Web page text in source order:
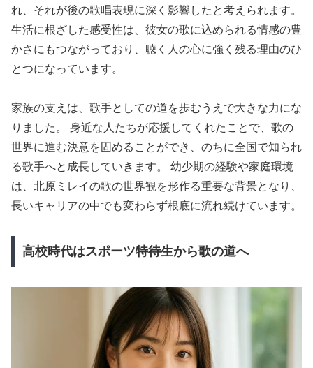
れ、それが後の歌唱表現に深く影響したと考えられます。
生活に根ざした感受性は、彼女の歌に込められる情感の豊
かさにもつながっており、聴く人の心に強く残る理由のひ
とつになっています。
家族の支えは、歌手としての道を歩むうえで大きな力にな
りました。 身近な人たちが応援してくれたことで、歌の
世界に進む決意を固めることができ、のちに全国で知られ
る歌手へと成長していきます。 幼少期の経験や家庭環境
は、北原ミレイの歌の世界観を形作る重要な背景となり、
長いキャリアの中でも変わらず根底に流れ続けています。
高校時代はスポーツ特待生から歌の道へ